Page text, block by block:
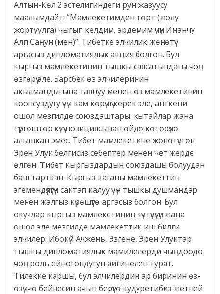
Алтын-Көл 2 эстелигиндеги рун жазуусу
маалымдайт: “Мамлекетимден төрт (жолу
жортуулга) чыгып келдим, эрдемим үчүн Инанчу
Алп Саңун (мен)”. Тибетке элчилик жөнөтүү
аргасыз дипломатиялык акция болгон. Бул
кыргыз мамлекетинин тышкы саясатындагы чоң
өзгөрүү эле. Барсбек өз элчилеринин
акылмандыгына таянуу менен өз мамлекетинин
коопсуздугу үчүн кам көрүшү керек эле, анткени
ошол мезгилде союздаштары: кытайлар жана
түргөштөр күтүү позициясынан өйдө көтөрүлө
алышкан эмес. Тибет мамлекетине жөнөтүлгөн
Эрен Улук белгисиз себептер менен чет жерде
өлгөн. Тибет кыргыздардын союздашы болуудан
баш тарткан. Кыргыз каганы мамлекеттин
эгемендүүлүгүн сактап калуу үчүн тышкы душмандар
менен жалгыз күрөшүүгө аргасыз болгон. Бул
окуялар кыргыз мамлекетинин күчтүүлүгүн жана
ошол эле мезгилде мамлекеттик иш билги
элчилер: Ибокүй Ачжень, Эзгене, Эрен Улуктар
тышкы дипломатиялык мамилелерди чыңдоодо
чоң роль ойногондугун айгинелеп турат.
Тилекке каршы, бул элчилердин ар биринин өз-
өзүнчө бейнесин ачып берүүгө кудуретибиз жетпей